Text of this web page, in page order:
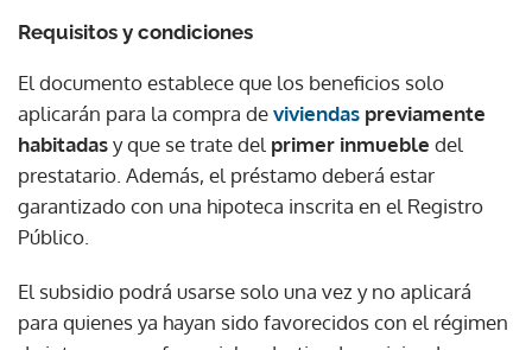
Requisitos y condiciones
El documento establece que los beneficios solo
aplicarán para la compra deviviendas previamente
habitadasy que se trate del primer inmueble del
prestatario. Además, el préstamo deberá estar
garantizado con una hipoteca inscrita en el Registro
Público.
El subsidio podrá usarse solo una vez y no aplicará
para quienes ya hayan sido favorecidos con el régimen